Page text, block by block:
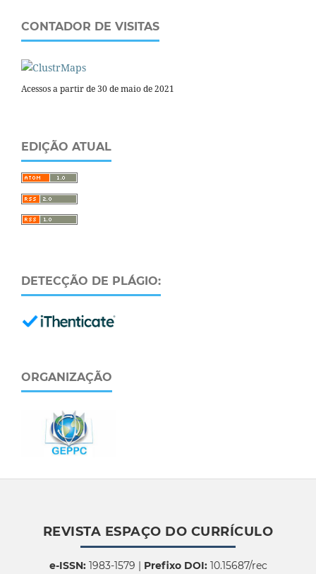
CONTADOR DE VISITAS
Acessos a partir de 30 de maio de 2021
EDIÇÃO ATUAL
DETECÇÃO DE PLÁGIO:
ORGANIZAÇÃO
REVISTA ESPAÇO DO CURRÍCULO
e-ISSN:1983-1579 | Prefixo DOI:10.15687/rec